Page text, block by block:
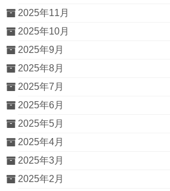
2025年11月
2025年10月
2025年9月
2025年8月
2025年7月
2025年6月
2025年5月
2025年4月
2025年3月
2025年2月